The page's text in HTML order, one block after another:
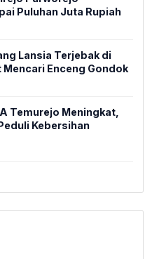
Puluhan Juta Rupiah
Lansia Terjebak di
Mencari Enceng Gondok
Temurejo Meningkat,
Kebersihan